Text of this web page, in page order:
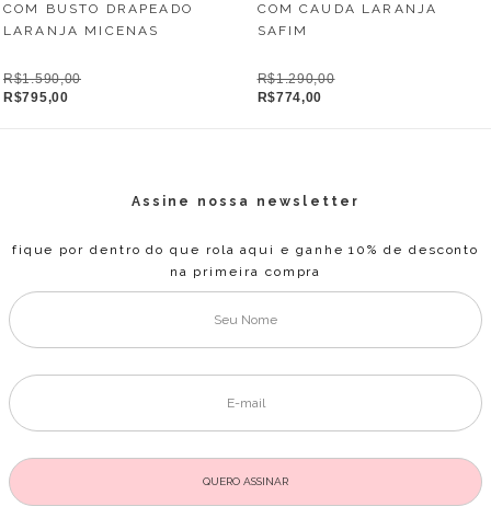
COM BUSTO DRAPEADO
LARANJA MICENAS
R$1.590,00
R$795,00
COM CAUDA LARANJA
SAFIM
R$1.290,00
R$774,00
Assine nossa newsletter
fique por dentro do que rola aqui e ganhe 10% de desconto
na primeira compra